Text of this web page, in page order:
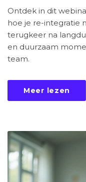
Ontdek in dit
hoe je re-integratie
terugkeer na
en duurzaam
team.
Meer lezen